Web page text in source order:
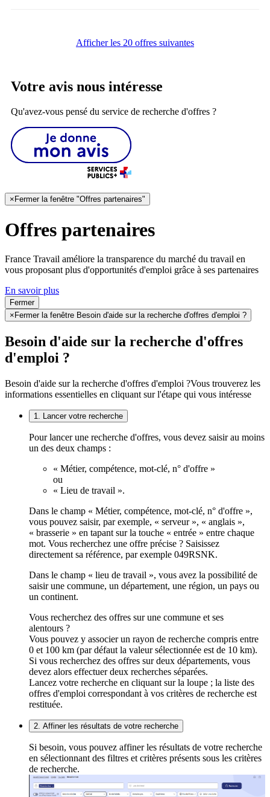
Afficher les 20 offres suivantes
Votre avis nous intéresse
Qu'avez-vous pensé du service de recherche d'offres ?
× Fermer la fenêtre "Offres partenaires"
Offres partenaires
France Travail améliore la transparence du marché du travail en
vous proposant plus d'opportunités d'emploi grâce à ses partenaires
En savoir plus
Fermer
× Fermer la fenêtre Besoin d'aide sur la recherche d'offres d'emploi ?
Besoin d'aide sur la recherche d'offres
d'emploi ?
Besoin d'aide sur la recherche d'offres d'emploi ?Vous trouverez les
informations essentielles en cliquant sur l'étape qui vous intéresse
1. Lancer votre recherche
Pour lancer une recherche d'offres, vous devez saisir au moins
un des deux champs :
« Métier, compétence, mot-clé, n° d'offre »
ou
« Lieu de travail ».
Dans le champ « Métier, compétence, mot-clé, n° d'offre »,
vous pouvez saisir, par exemple, « serveur », « anglais »,
« brasserie » en tapant sur la touche « entrée » entre chaque
mot. Vous recherchez une offre précise ? Saisissez
directement sa référence, par exemple 049RSNK.
Dans le champ « lieu de travail », vous avez la possibilité de
saisir une commune, un département, une région, un pays ou
un continent.
Vous recherchez des offres sur une commune et ses
alentours ?
Vous pouvez y associer un rayon de recherche compris entre
0 et 100 km (par défaut la valeur sélectionnée est de 10 km).
Si vous recherchez des offres sur deux départements, vous
devez alors effectuer deux recherches séparées.
Lancez votre recherche en cliquant sur la loupe ; la liste des
offres d'emploi correspondant à vos critères de recherche est
restituée.
2. Affiner les résultats de votre recherche
Si besoin, vous pouvez affiner les résultats de votre recherche
en sélectionnant des filtres et critères présents sous les critères
de recherche.